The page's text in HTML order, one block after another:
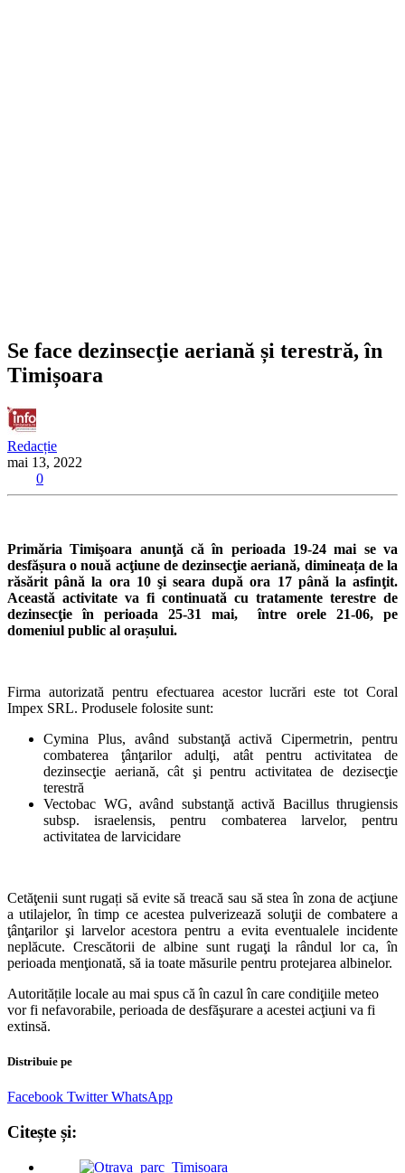
Se face dezinsecţie aeriană și terestră, în
Timișoara
Redacție
mai 13, 2022
0
Primăria Timişoara anunţă că în perioada 19-24 mai se va
desfășura o nouă acţiune de dezinsecţie aeriană, dimineața de la
răsărit până la ora 10 şi seara după ora 17 până la asfinţit.
Această activitate va fi continuată cu tratamente terestre de
dezinsecţie în perioada 25-31 mai, între orele 21-06, pe
domeniul public al orașului.
Firma autorizată pentru efectuarea acestor lucrări este tot Coral
Impex SRL. Produsele folosite sunt:
Cymina Plus, având substanţă activă Cipermetrin, pentru
combaterea ţânţarilor adulţi, atât pentru activitatea de
dezinsecţie aeriană, cât şi pentru activitatea de dezisecţie
terestră
Vectobac WG, având substanţă activă Bacillus thrugiensis
subsp. israelensis, pentru combaterea larvelor, pentru
activitatea de larvicidare
Cetăţenii sunt rugați să evite să treacă sau să stea în zona de acţiune
a utilajelor, în timp ce acestea pulverizează soluţii de combatere a
ţânţarilor şi larvelor acestora pentru a evita eventualele incidente
neplăcute. Crescătorii de albine sunt rugaţi la rândul lor ca, în
perioada menţionată, să ia toate măsurile pentru protejarea albinelor.
Autoritățile locale au mai spus că în cazul în care condiţiile meteo
vor fi nefavorabile, perioada de desfăşurare a acestei acţiuni va fi
extinsă.
Distribuie pe
Facebook Twitter WhatsApp
Citește și: